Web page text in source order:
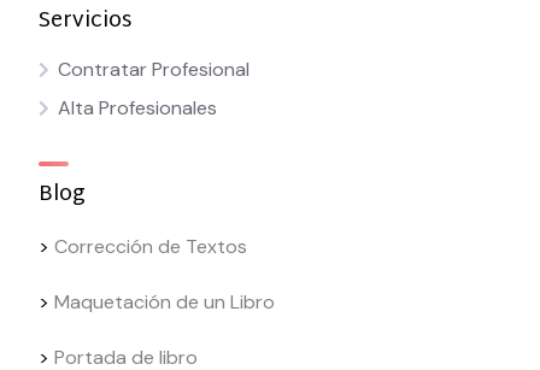
Servicios
Contratar Profesional
Alta Profesionales
Blog
> Corrección de Textos
> Maquetación de un Libro
> Portada de libro